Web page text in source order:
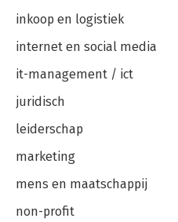
inkoop en logistiek
internet en social media
it-management / ict
juridisch
leiderschap
marketing
mens en maatschappij
non-profit